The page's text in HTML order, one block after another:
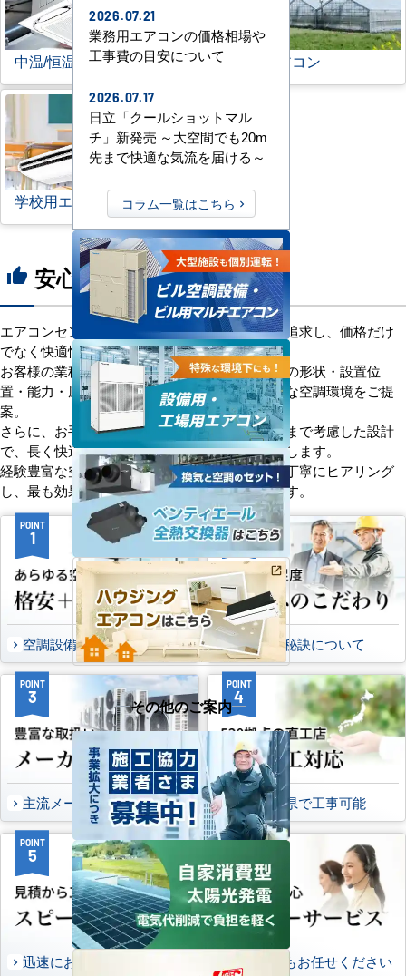
中温/恒温用エアコン 農業用エアコン
学校用エアコン
thumb_up 安心の8つのポイント
エアコンセンターACは、「格安＋α」の価値を追求し、価格だけ
でなく快適性と機能性にもこだわっています。
お客様の業種や施設の形態に合わせて、室内機の形状・設置位
置・能力・風向きなどを総合的に検討し、最適な空調環境をご提
案。
さらに、お手入れのしやすさやメンテナンス性まで考慮した設計
で、長く快適にご使用いただけるようサポートします。
経験豊富な空調技術者が現場の状況やご要望を丁寧にヒアリング
し、最も効果的で効率的なプランをお届けします。
POINT
1
空調設備のご提案について
POINT
2
選ばれる秘訣について
POINT
3
主流メーカーを全取扱可能
POINT
4
47都道府県で工事可能
POINT
5
迅速にお届け出来る理由
POINT
万一の時もお任せください
2026.07.21
業務用エアコンの価格相場や
工事費の目安について
2026.07.17
日立「クールショットマル
チ」新発売 ～大空間でも20m
先まで快適な気流を届ける～
コラム一覧はこちら
その他のご案内